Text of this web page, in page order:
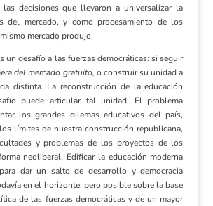
las decisiones que llevaron a universalizar la
del mercado, y como procesamiento de los
mercado produjo.
un desafío a las fuerzas democráticas: si seguir
del mercado gratuito, o construir su unidad a
distinta. La reconstrucción de la educación
puede articular tal unidad. El problema
los grandes dilemas educativos del país,
límites de nuestra construcción republicana,
y problemas de los proyectos de los
neoliberal. Edificar la educación moderna
dar un salto de desarrollo y democracia
en el horizonte, pero posible sobre la base
de las fuerzas democráticas y de un mayor